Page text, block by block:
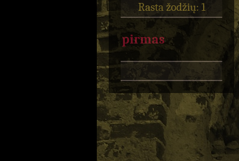
Rasta žodžių: 1
pirmas